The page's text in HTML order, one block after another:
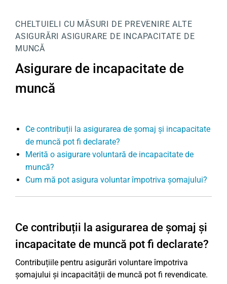
CHELTUIELI CU MĂSURI DE PREVENIRE ALTE
ASIGURĂRI ASIGURARE DE INCAPACITATE DE
MUNCĂ
Asigurare de incapacitate de
muncă
Ce contribuții la asigurarea de șomaj și incapacitate
de muncă pot fi declarate?
Merită o asigurare voluntară de incapacitate de
muncă?
Cum mă pot asigura voluntar împotriva șomajului?
Ce contribuții la asigurarea de șomaj și
incapacitate de muncă pot fi declarate?
Contribuțiile pentru asigurări voluntare împotriva
șomajului și incapacității de muncă pot fi revendicate.